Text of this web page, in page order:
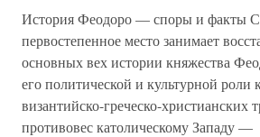
История Феодоро — споры и факты
первостепенное место занимает
основных вех истории княжества
его политической и культурной роли
византийско-греческо-христианских
противовес католическому Западу —